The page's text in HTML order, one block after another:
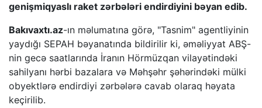
genişmiqyaslı raket zərbələri endirdiyini bəyan edib.
Bakıvaxtı.az-ın məlumatına görə, "Tasnim" agentliyinin
yaydığı SEPAH bəyanatında bildirilir ki, əməliyyat ABŞ-
nin gecə saatlarında İranın Hörmüzqan vilayətindəki
sahilyanı hərbi bazalara və Məhşəhr şəhərindəki mülki
obyektlərə endirdiyi zərbələrə cavab olaraq həyata
keçirilib.